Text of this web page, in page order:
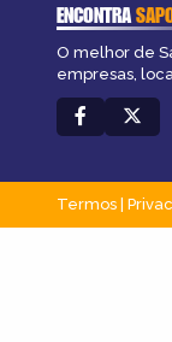
ENCONTRA
O melhor de
empresas,
Termos